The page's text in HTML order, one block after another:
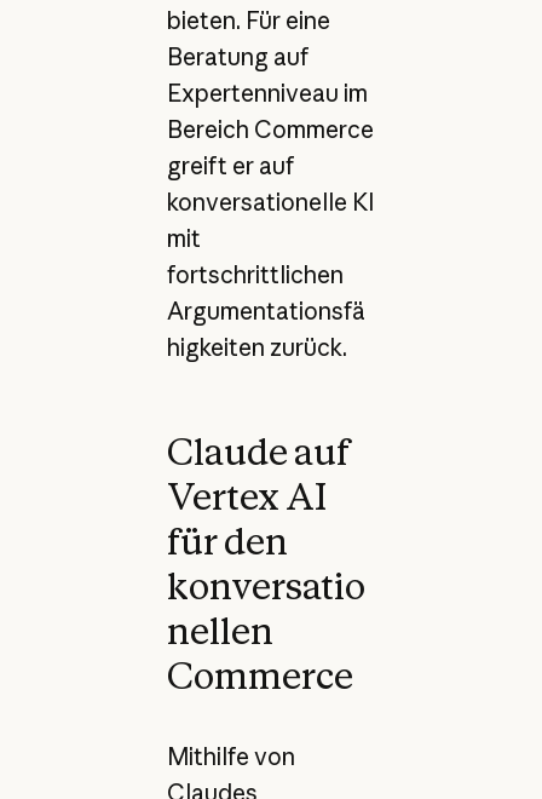
bieten. Für eine
Beratung auf
Expertenniveau im
Bereich Commerce
greift er auf
konversationelle KI
mit
fortschrittlichen
Argumentationsfä
higkeiten zurück.
Claude auf
Vertex AI
für den
konversatio
nellen
Commerce
Mithilfe von
Claudes